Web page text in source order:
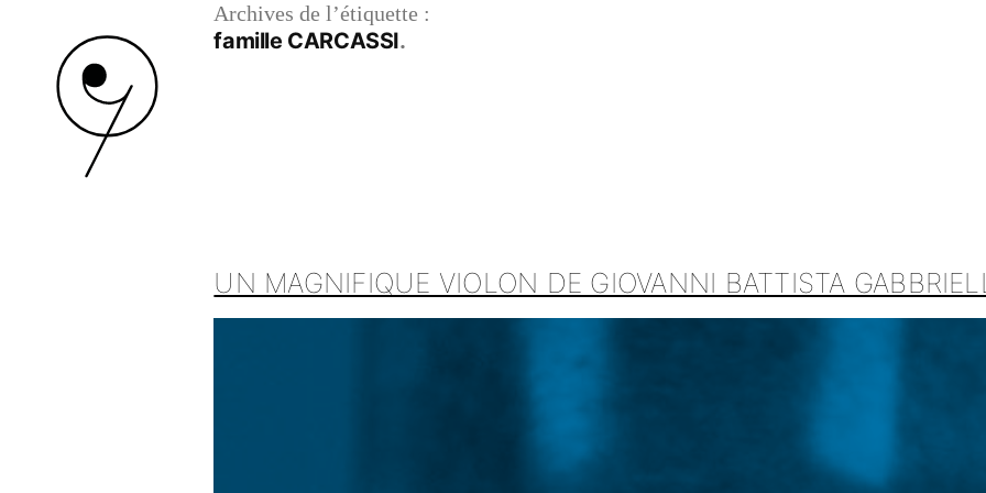
Archives de l’étiquette :
famille CARCASSI
UN MAGNIFIQUE VIOLON DE GIOVANNI BATTISTA